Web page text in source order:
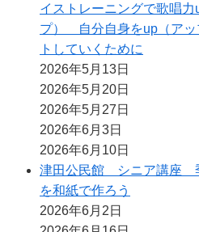
イストレーニングで歌唱力
プ） 自分自身をup（アッ
トしていくために
2026年5月13日
2026年5月20日
2026年5月27日
2026年6月3日
2026年6月10日
津田公民館 シニア講座
を和紙で作ろう
2026年6月2日